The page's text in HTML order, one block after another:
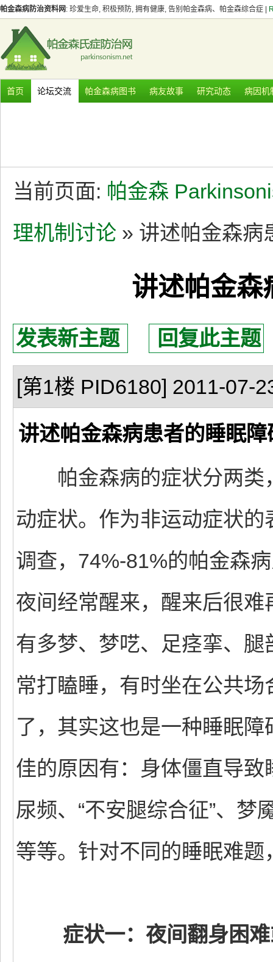
帕金森病防治资料网 : 珍爱生命, 积极预防, 拥有健康, 告别帕金森病、帕金森综合症 |
首页 论坛交流 帕金森病图书 病友故事 研究动态 病因机
当前页面: 帕金森
理机制讨论 » 讲述帕金森病
讲述帕金森
发表新主题 回复此主题
[第1楼 PID6180] 2011-07-
讲述帕金森病患者的睡眠障
帕金森病的症状分两类
动症状。作为非运动症状
调查，74%-81%的帕金森
夜间经常醒来，醒来后很
有多梦、梦呓、足痉挛、
常打瞌睡，有时坐在公共
了，其实这也是一种睡眠
佳的原因有：身体僵直导
尿频、“不安腿综合征”、
等等。针对不同的睡眠难
症状一：夜间翻身困